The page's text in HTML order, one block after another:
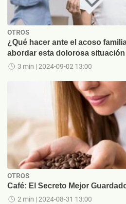
OTROS
¿Qué hacer ante el acoso
abordar esta dolorosa situación
3 min | 2024-09-02 13:00
OTROS
Café: El Secreto Mejor
2 min | 2024-08-31 13:00